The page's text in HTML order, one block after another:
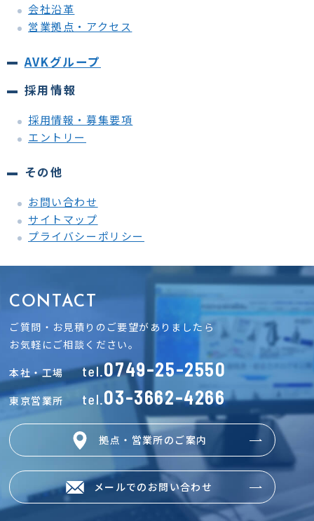
会社沿革
営業拠点・アクセス
AVKグループ
採用情報
採用情報・募集要項
エントリー
その他
お問い合わせ
サイトマップ
プライバシーポリシー
CONTACT
ご質問・お見積りのご要望がありましたら
お気軽にご相談ください。
本社・工場
tel.0749-25-2550
東京営業所 tel.03-3662-4266
拠点・営業所のご案内
メールでのお問い合わせ